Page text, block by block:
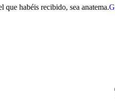
que habéis recibido, sea anatema.